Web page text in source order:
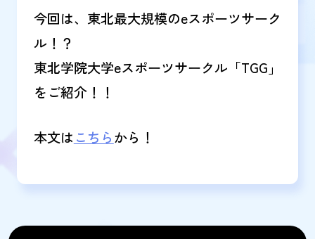
今回は、東北最大規模のeスポーツサーク
ル！？
東北学院大学eスポーツサークル「TGG」
をご紹介！！
本文は こちらから！